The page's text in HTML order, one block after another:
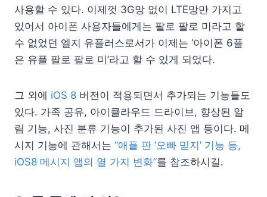
사용할 수 있다. 이제껏 3G망 없이 LTE망만 가지고
있어서 아이폰 사용자들에게는 팔로 팔로 미라고 할
수 없었던 엘지 유플러스로서가 이제는 ‘아이폰 6플
은 유플 팔로 팔로 미’라고 할 수 있게 되었다.
그 외에 iOS 8 버전이 적용되면서 추가되는 기능들도
있다. 가족 공유, 아이클라우드 드라이브, 향상된 알
림 기능, 사진 분류 기능이 추가된 사진 앱 등이다. 메
시지 기능에 관해서는 “애플 판 ‘오빠 믿지’ 기능 등,
iOS8 메시지 앱의 열 가지 변화”를 참조하시길.